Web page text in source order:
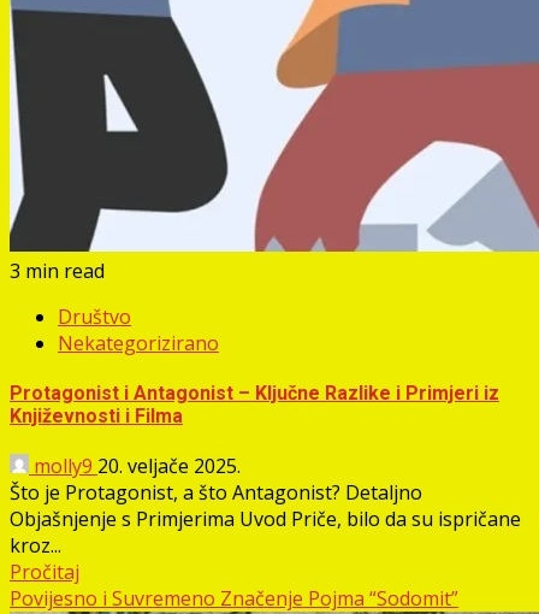
3 min read
Društvo
Nekategorizirano
Protagonist i Antagonist – Ključne Razlike i Primjeri iz
Književnosti i Filma
molly9 20. veljače 2025.
Što je Protagonist, a što Antagonist? Detaljno
Objašnjenje s Primjerima Uvod Priče, bilo da su ispričane
kroz...
Pročitaj
Povijesno i Suvremeno Značenje Pojma “Sodomit”